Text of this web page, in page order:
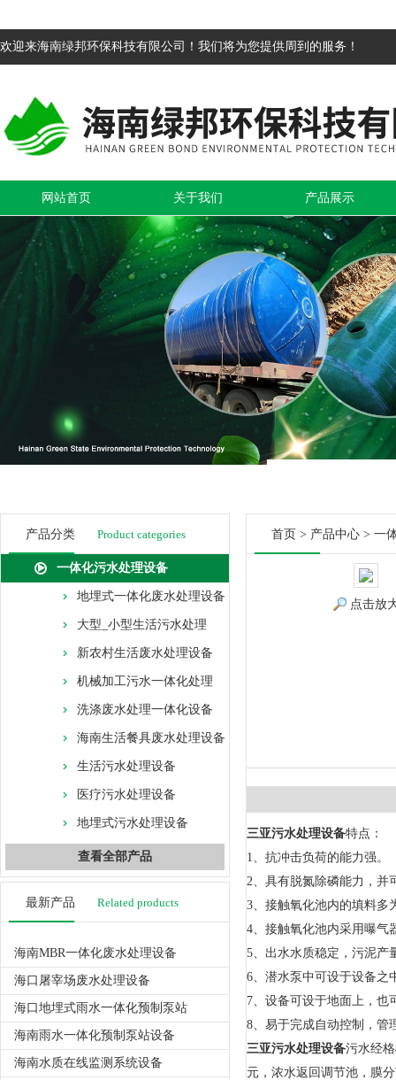
欢迎来海南绿邦环保科技有限公司！我们将为您提供周到的服务！
网站首页 关于我们 产品展示
产品分类 Product categories
一体化污水处理设备
地埋式一体化废水处理设备
大型_小型生活污水处理
新农村生活废水处理设备
机械加工污水一体化处理
洗涤废水处理一体化设备
海南生活餐具废水处理设备
生活污水处理设备
医疗污水处理设备
地埋式污水处理设备
查看全部产品
最新产品 Related products
海南MBR一体化废水处理设备
海口屠宰场废水处理设备
海口地埋式雨水一体化预制泵站
海南雨水一体化预制泵站设备
海南水质在线监测系统设备
首页 > 产品中心 > 一
点击放
三亚污水处理设备特点：
1、抗冲击负荷的能力强。
2、具有脱氮除磷能力，并
3、接触氧化池内的填料多
4、接触氧化池内采用曝气
5、出水水质稳定，污泥产
6、潜水泵中可设于设备之
7、设备可设于地面上，也
8、易于完成自动控制，管
三亚污水处理设备污水经
元，浓水返回调节池，膜